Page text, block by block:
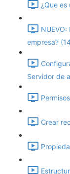
¿Que
empresa?
Servidor de
Crear